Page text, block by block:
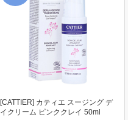
[CATTIER] カティエ スージング デ
イクリーム ピンククレイ 50ml